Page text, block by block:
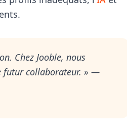
Chez Jooble, nous
futur collaborateur. » —